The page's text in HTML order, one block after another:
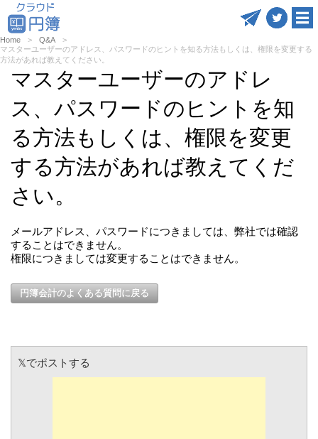
Home
Q&A
マスターユーザーのアドレス、パスワードのヒントを知る方法もしくは、権限を変更する
方法があれば教えてください。
マスターユーザーのアドレ
ス、パスワードのヒントを知
る方法もしくは、権限を変更
する方法があれば教えてくだ
さい。
メールアドレス、パスワードにつきましては、弊社では確認
することはできません。
権限につきましては変更することはできません。
円簿会計のよくある質問に戻る
𝕏でポストする